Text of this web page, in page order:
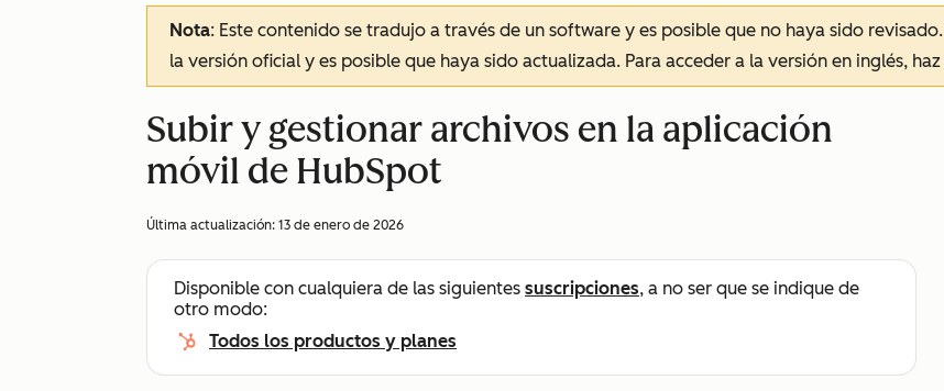
Nota: Este contenido se tradujo a través de un software y es posible que no haya sido revisado.
la versión oficial y es posible que haya sido actualizada. Para acceder a la versión en inglés, haz
Subir y gestionar archivos en la aplicación
móvil de HubSpot
Última actualización: 13 de enero de 2026
Disponible con cualquiera de las siguientes suscripciones, a no ser que se indique de
otro modo:
Todos los productos y planes